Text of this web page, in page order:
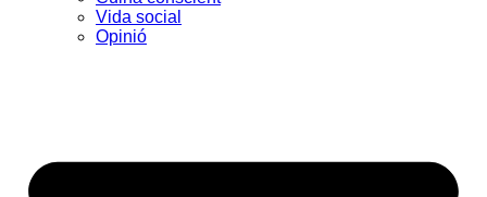
Vida social
Opinió